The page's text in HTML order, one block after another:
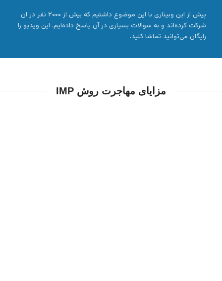
پیش از این وبیناری با این موضوع داشتیم که بیش از ۲۰۰۰ نفر در ان
شرکت کرده‌اند و به سوالات بسیاری در آن پاسخ داده‌ایم. این ویدیو را
رایگان می‌توانید تماشا کنید.
مزایای مهاجرت روش IMP